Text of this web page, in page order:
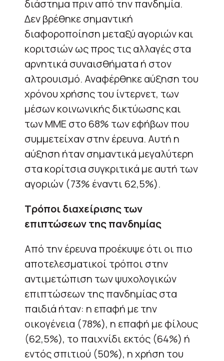
διάστημα πριν από την πανδημία.
Δεν βρέθηκε σημαντική
διαφοροποίηση μεταξύ αγοριών και
κοριτσιών ως προς τις αλλαγές στα
αρνητικά συναισθήματα ή στον
αλτρουισμό. Αναφέρθηκε αύξηση του
χρόνου χρήσης του ίντερνετ, των
μέσων κοινωνικής δικτύωσης και
των ΜΜΕ στο 68% των εφήβων που
συμμετείχαν στην έρευνα. Αυτή η
αύξηση ήταν σημαντικά μεγαλύτερη
στα κορίτσια συγκριτικά με αυτή των
αγοριών (73% έναντι 62,5%).
Τρόποι διαχείρισης των
επιπτώσεων της πανδημίας
Από την έρευνα προέκυψε ότι οι πιο
αποτελεσματικοί τρόποι στην
αντιμετώπιση των ψυχολογικών
επιπτώσεων της πανδημίας στα
παιδιά ήταν: η επαφή με την
οικογένεια (78%), η επαφή με φίλους
(62,5%), το παιχνίδι εκτός (64%) ή
εντός σπιτιού (50%), η χρήση του